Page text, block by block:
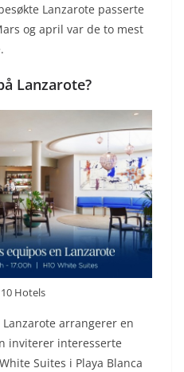
Lanzarote passerte
og april var de to mest
Lanzarote?
Hotels
arrangerer en
inviterer interesserte
Suites i Playa Blanca